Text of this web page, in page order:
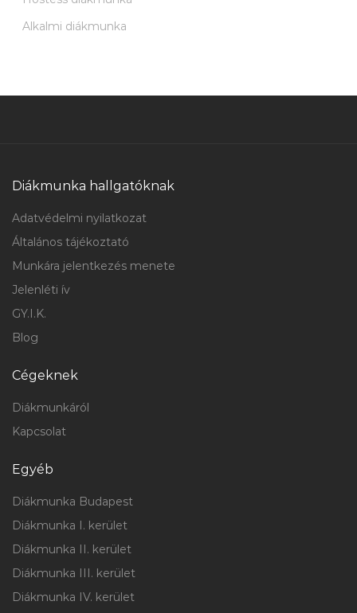
Alkalmi diákmunka
Diákmunka hallgatóknak
Adatvédelmi nyilatkozat
Általános tájékoztató
Munkára jelentkezés menete
Jelenléti ív
GY.I.K.
Blog
Cégeknek
Diákmunkáról
Kapcsolat
Egyéb
Diákmunka Budapest
Diákmunka I. kerület
Diákmunka II. kerület
Diákmunka III. kerület
Diákmunka IV. kerület